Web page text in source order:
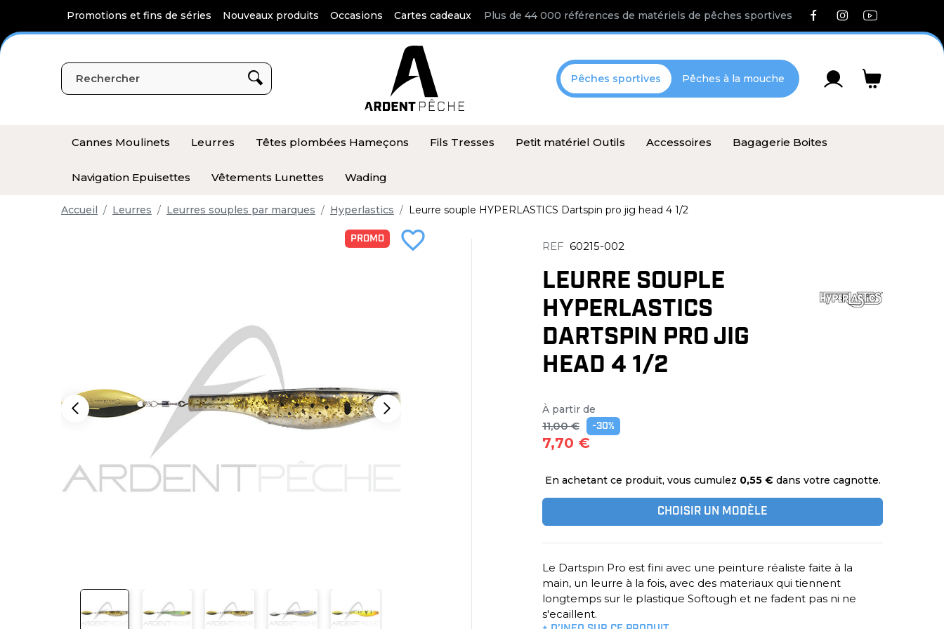
Promotions et fins de séries Nouveaux produits Occasions Cartes cadeaux Plus de 44 000 références de matériels de pêches sportives
Pêches sportives Pêches à la mouche
Cannes Moulinets Leurres Têtes plombées Hameçons Fils Tresses Petit matériel Outils Accessoires Bagagerie Boites
Navigation Epuisettes Vêtements Lunettes Wading
Accueil Leurres Leurres souples par marques Hyperlastics Leurre souple HYPERLASTICS Dartspin pro jig head 4 1/2
PROMO favorite_border REF 60215-002
LEURRE SOUPLE
HYPERLASTICS
DARTSPIN PRO JIG
HEAD 4 1/2
À partir de
11,00 € -30%
7,70 €
En achetant ce produit, vous cumulez 0,55 € dans votre cagnotte.
CHOISIR UN MODÈLE
Le Dartspin Pro est fini avec une peinture réaliste faite à la
main, un leurre à la fois, avec des materiaux qui tiennent
longtemps sur le plastique Softough et ne fadent pas ni ne
s'ecaillent.